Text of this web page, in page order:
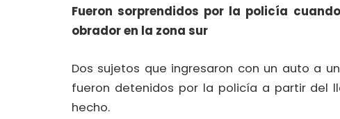
Fueron sorprendidos por la policía
obrador en la zona sur
Dos sujetos que ingresaron con un auto a
fueron detenidos por la policía a partir del
hecho.